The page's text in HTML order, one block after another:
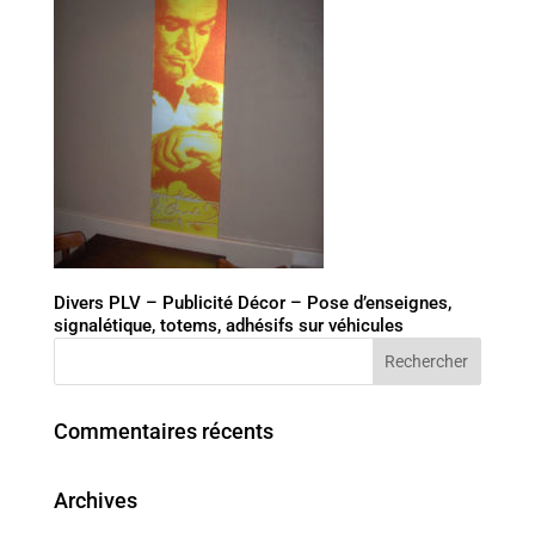
Divers PLV – Publicité Décor – Pose d’enseignes,
signalétique, totems, adhésifs sur véhicules
Commentaires récents
Archives